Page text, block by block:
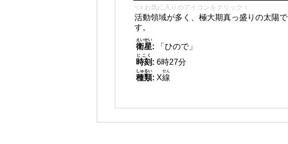
👈 お気に入りのアイコンをクリック！
活動領域が多く、極大期真っ盛りの太陽で
す。
衛星
えいせい
:
「ひので」
時刻
じこく
: 6時27分
種類
しゅるい
: X線
せん